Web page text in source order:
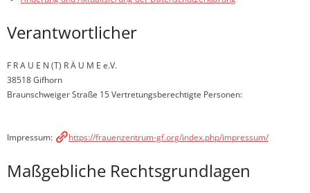
Verantwortlicher
F R A U E N (T) R Ä U M E e.V.
38518 Gifhorn
Braunschweiger Straße 15 Vertretungsberechtigte Personen:
Impressum: https://frauenzentrum-gf.org/index.php/impressum/
Maßgebliche Rechtsgrundlagen